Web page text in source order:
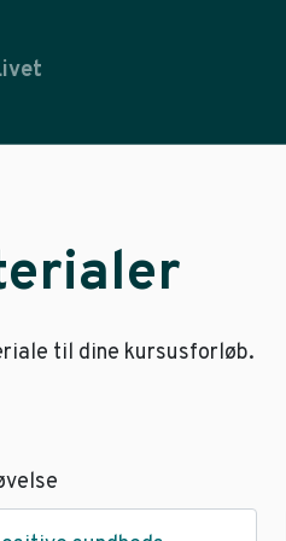
til dine kursusforløb.